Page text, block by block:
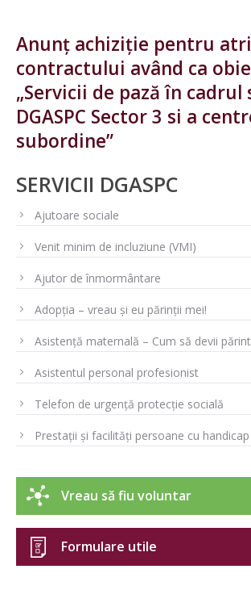
Anunț achiziție pentru
contractului având ca
„Servicii de pază în
DGASPC Sector 3 si a
subordine”
SERVICII DGASPC
Ajutoare sociale
Venit minim de incluziune (VMI)
Ajutor de înmormântare
Adopția – vreau și eu părinții mei!
Asistență maternală – Cum să devii
Asistentul personal profesionist
Telefon de urgență protecție socială
Prestații și facilități persoane cu handicap
Vreau să fiu voluntar
Formulare utile